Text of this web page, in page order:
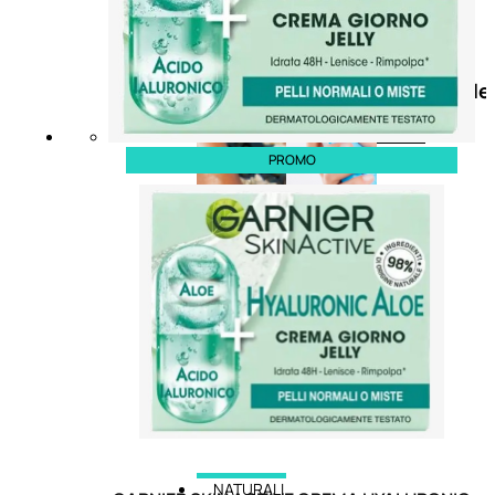
Doposole
Docce
doposole
NATURALI
PROMO